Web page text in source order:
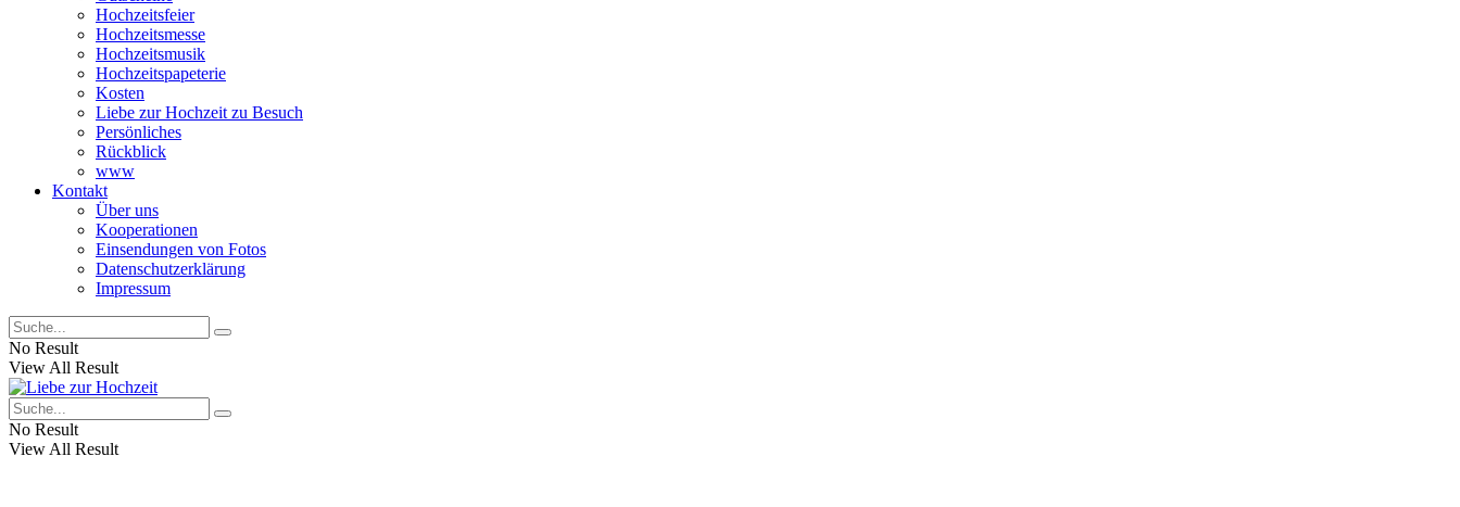
Hochzeitsfeier
Hochzeitsmesse
Hochzeitsmusik
Hochzeitspapeterie
Kosten
Liebe zur Hochzeit zu Besuch
Persönliches
Rückblick
www
Kontakt
Über uns
Kooperationen
Einsendungen von Fotos
Datenschutzerklärung
Impressum
No Result
View All Result
No Result
View All Result